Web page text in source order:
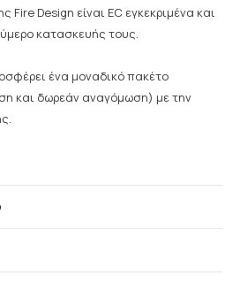
Fire Design είναι EC εγκεκριμένα και
κατασκευής τους.
ένα μοναδικό πακέτο
και δωρεάν αναγόμωση) με την